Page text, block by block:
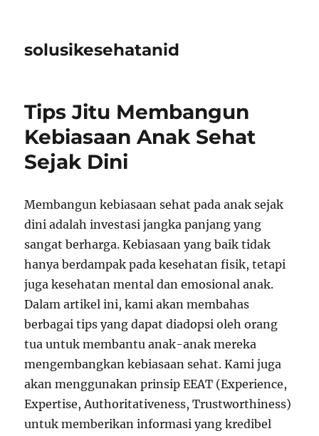
solusikesehatanid
Tips Jitu Membangun
Kebiasaan Anak Sehat
Sejak Dini
Membangun kebiasaan sehat pada anak sejak
dini adalah investasi jangka panjang yang
sangat berharga. Kebiasaan yang baik tidak
hanya berdampak pada kesehatan fisik, tetapi
juga kesehatan mental dan emosional anak.
Dalam artikel ini, kami akan membahas
berbagai tips yang dapat diadopsi oleh orang
tua untuk membantu anak-anak mereka
mengembangkan kebiasaan sehat. Kami juga
akan menggunakan prinsip EEAT (Experience,
Expertise, Authoritativeness, Trustworthiness)
untuk memberikan informasi yang kredibel